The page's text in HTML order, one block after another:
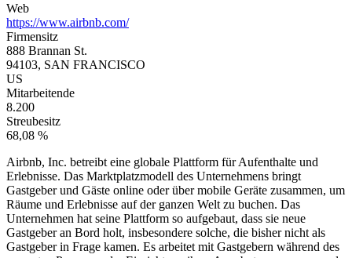
Web
https://www.airbnb.com/
Firmensitz
888 Brannan St.
94103, SAN FRANCISCO
US
Mitarbeitende
8.200
Streubesitz
68,08 %
Airbnb, Inc. betreibt eine globale Plattform für Aufenthalte und
Erlebnisse. Das Marktplatzmodell des Unternehmens bringt
Gastgeber und Gäste online oder über mobile Geräte zusammen, um
Räume und Erlebnisse auf der ganzen Welt zu buchen. Das
Unternehmen hat seine Plattform so aufgebaut, dass sie neue
Gastgeber an Bord holt, insbesondere solche, die bisher nicht als
Gastgeber in Frage kamen. Es arbeitet mit Gastgebern während des